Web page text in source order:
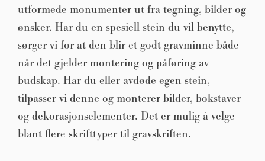
utformede monumenter ut fra tegning, bilder og
ønsker. Har du en spesiell stein du vil benytte,
sørger vi for at den blir et godt gravminne både
når det gjelder montering og påføring av
budskap. Har du eller avdøde egen stein,
tilpasser vi denne og monterer bilder, bokstaver
og dekorasjonselementer. Det er mulig å velge
blant flere skrifttyper til gravskriften.